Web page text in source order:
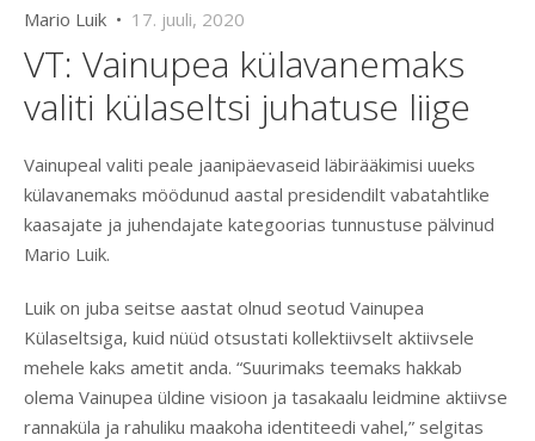
Mario Luik • 17. juuli, 2020
VT: Vainupea külavanemaks
valiti külaseltsi juhatuse liige
Vainupeal valiti peale jaanipäevaseid läbirääkimisi uueks
külavanemaks möödunud aastal presidendilt vabatahtlike
kaasajate ja juhendajate kategoorias tunnustuse pälvinud
Mario Luik.
Luik on juba seitse aastat olnud seotud Vainupea
Külaseltsiga, kuid nüüd otsustati kollektiivselt aktiivsele
mehele kaks ametit anda. “Suurimaks teemaks hakkab
olema Vainupea üldine visioon ja tasakaalu leidmine aktiivse
rannaküla ja rahuliku maakoha identiteedi vahel,” selgitas